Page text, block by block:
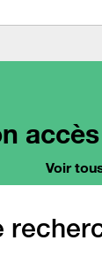
Voir